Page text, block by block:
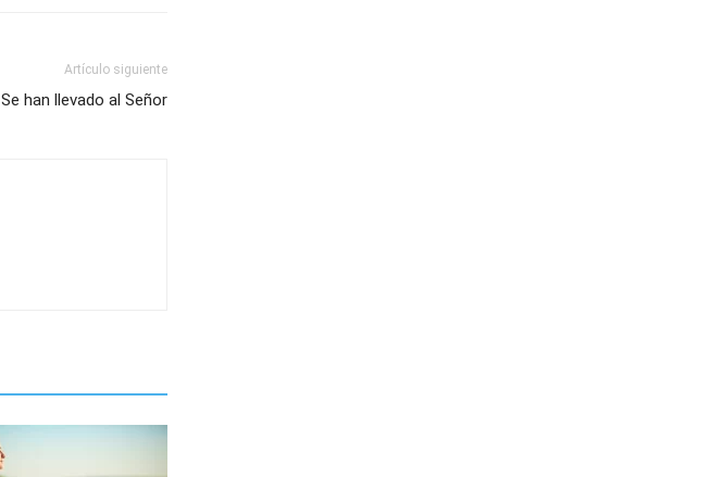
Artículo siguiente
Se han llevado al Señor